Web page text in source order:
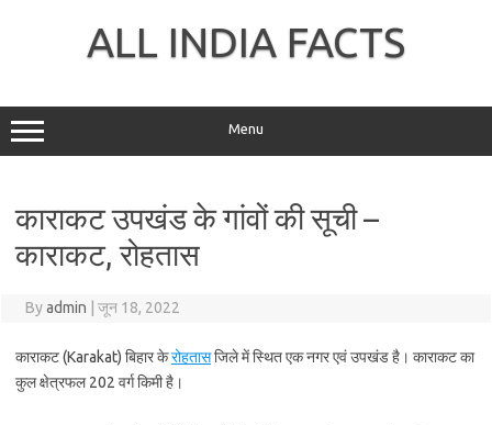
ALL INDIA FACTS
Menu
काराकट उपखंड के गांवों की सूची –
काराकट, रोहतास
Byadmin जून 18, 2022
काराकट (Karakat) बिहार केरोहतासजिले में स्थित एक नगर एवं उपखंड है। काराकट का
कुल क्षेत्रफल 202 वर्ग किमी है।